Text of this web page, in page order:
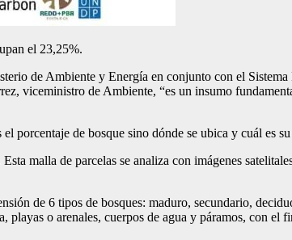
el 23,25%.
de Ambiente y Energía en conjunto con el Sistema
viceministro de Ambiente, “es un insumo
de bosque sino dónde se ubica y cuál es
malla de parcelas se analiza con imágenes
de 6 tipos de bosques: maduro, secundario,
o arenales, cuerpos de agua y páramos, con el